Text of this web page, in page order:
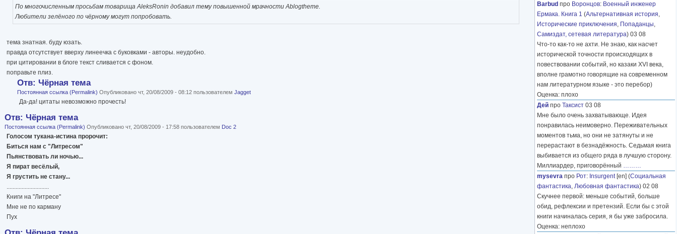
По многочисленным просьбам товарища AleksRonin добавил тему повышенной мрачности Ablogtheme.
Любители зелёного по чёрному могут попробовать.
тема знатная. буду юзать.
правда отсутствует вверху линеечка с буковками - авторы. неудобно.
при цитировании в блоге текст сливается с фоном.
поправьте плиз.
Отв: Чёрная тема
Постоянная ссылка (Permalink) Опубликовано чт, 20/08/2009 - 08:12 пользователем Jagget
Да-да! цитаты невозможно прочесть!
Отв: Чёрная тема
Постоянная ссылка (Permalink) Опубликовано чт, 20/08/2009 - 17:58 пользователем Doc 2
Голосом тукана-истина пророчит:
Биться нам с "Литресом"
Пьянствовать ли ночью...
Я пират весёлый,
Я грустить не стану...
Книги на "Литресе"
Мне не по карману
Пух
Barbud про Воронцов: Военный инженер
Ермака. Книга 1 (Альтернативная история,
Исторические приключения, Попаданцы,
Самиздат, сетевая литература) 03 08
Что-то как-то не ахти. Не знаю, как насчет
исторической точности происходящих в
повествовании событий, но казаки XVI века,
вполне грамотно говорящие на современном
нам литературном языке - это перебор)
Оценка: плохо
Дей про Таксист 03 08
Мне было очень захватывающе. Идея
понравилась неимоверно. Переживательных
моментов тьма, но они не затянуты и не
перерастают в безнадёжность. Седьмая книга
выбивается из общего ряда в лучшую сторону.
Миллиардер, приговорённый ………
mysevra про Рот: Insurgent[en] (Социальная
фантастика, Любовная фантастика) 02 08
Скучнее первой: меньше событий, больше
обид, рефлексии и претензий. Если бы с этой
книги начиналась серия, я бы уже забросила.
Оценка: неплохо